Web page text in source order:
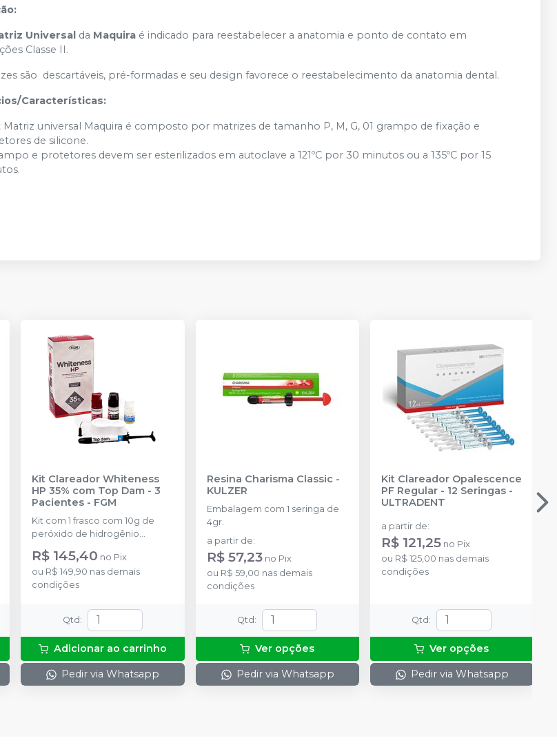
Universal da Maquira é indicado para reestabelecer a anatomia e ponto de contato em
Classe II.
são descartáveis, pré-formadas e seu design favorece o reestabelecimento da anatomia dental.
Características:
Matriz universal Maquira é composto por matrizes de tamanho P, M, G, 01 grampo de fixação e
de silicone.
e protetores devem ser esterilizados em autoclave a 121ºC por 30 minutos ou a 135ºC por 15
Kit Clareador Whiteness
HP 35% com Top Dam - 3
Pacientes - FGM
Kit com 1 frasco com 10g de
peróxido de hidrogênio
de espessante + 1 frasco com
2g de solução Neutralize
(neutralizante de peróxidos) + 1
preparo do gel e 1 Top Dam
com 2g.
R$ 145,40 no Pix
ou R$ 149,90 nas demais
condições
Qtd :
Adicionar ao carrinho
Pedir via Whatsapp
Resina Charisma Classic-
KULZER
Embalagem com 1 seringa de
4gr.
a partir de:
R$ 57,23 no Pix
ou R$ 59,00 nas demais
condições
Qtd :
Ver opções
Pedir via Whatsapp
Kit Clareador Opalescence
PF Regular - 12 Seringas-
ULTRADENT
a partir de:
R$ 121,25 no Pix
ou R$ 125,00 nas demais
condições
Qtd :
Ver opções
Pedir via Whatsapp